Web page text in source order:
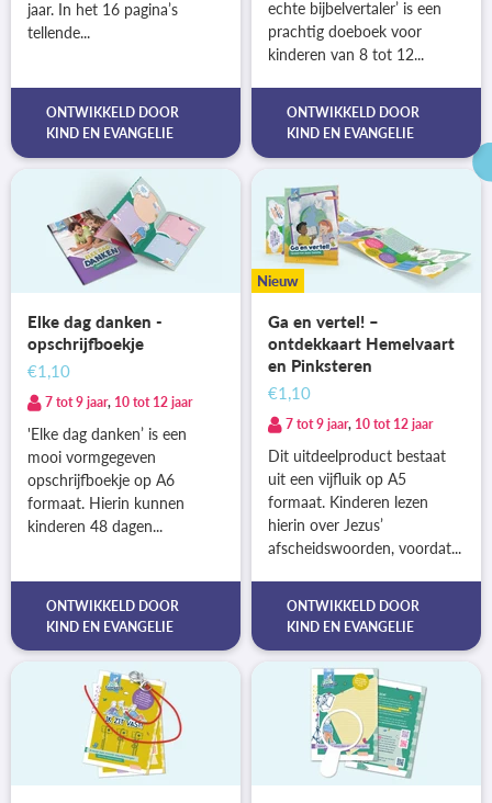
jaar. In het 16 pagina’s
tellende...
ONTWIKKELD DOOR
KIND EN EVANGELIE
echte bijbelvertaler’ is een
prachtig doeboek voor
kinderen van 8 tot 12...
ONTWIKKELD DOOR
KIND EN EVANGELIE
Elke dag danken -
opschrijfboekje
€1,10
7 tot 9 jaar, 10 tot 12 jaar
'Elke dag danken’ is een
mooi vormgegeven
opschrijfboekje op A6
formaat. Hierin kunnen
kinderen 48 dagen...
ONTWIKKELD DOOR
KIND EN EVANGELIE
Nieuw
Ga en vertel! –
ontdekkaart Hemelvaart
en Pinksteren
€1,10
7 tot 9 jaar, 10 tot 12 jaar
Dit uitdeelproduct bestaat
uit een vijfluik op A5
formaat. Kinderen lezen
hierin over Jezus’
afscheidswoorden, voordat...
ONTWIKKELD DOOR
KIND EN EVANGELIE